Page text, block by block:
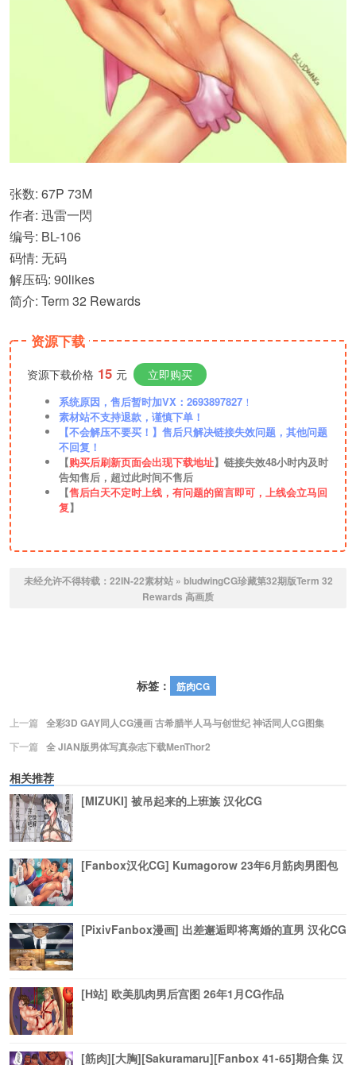
张数: 67P 73M
作者: 迅雷一閃
编号: BL-106
码情: 无码
解压码: 90likes
简介: Term 32 Rewards
资源下载
资源下载价格 15 元 立即购买
系统原因，售后暂时加VX：2693897827 ！
素材站不支持退款，谨慎下单！
【不会解压不要买！】售后只解决链接失效问题，其他问题
不回复！
【购买后刷新页面会出现下载地址】链接失效48小时内及时
告知售后，超过此时间不售后
【售后白天不定时上线，有问题的留言即可，上线会立马回
复】
未经允许不得转载： 22IN-22素材站» bludwingCG珍藏第32期版Term 32
Rewards 高画质
标签： 筋肉CG
上一篇 全彩3D GAY同人CG漫画 古希腊半人马与创世纪 神话同人CG图集
下一篇 全 JIAN版男体写真杂志下载MenThor2
相关推荐
[MIZUKI] 被吊起来的上班族 汉化CG
[Fanbox汉化CG] Kumagorow 23年6月筋肉男图包
[PixivFanbox漫画] 出差邂逅即将离婚的直男 汉化CG
[H站] 欧美肌肉男后宫图 26年1月CG作品
[筋肉][大胸][Sakuramaru][Fanbox 41-65]期合集 汉